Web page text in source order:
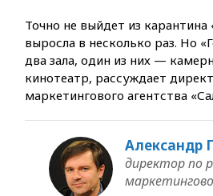
Точно не выйдет из
выросла в несколько раз. Но
два зала, один из них —
кинотеатр, рассуждает
маркетингового агентства
Александр
директор по